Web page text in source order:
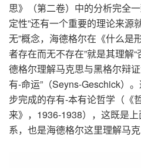
思》（第二卷）中的分析完全
定性”还有一个重要的理论来源
无”概念，海德格尔在《什么是
者存在而无不存在”就是其理解“
德格尔理解马克思与黑格尔辩
有-命运” （Seyns-Geschick）
步完成的存有-本有论哲学（《
来》， 1936-1938），这既是
系，也是海德格尔这里理解马